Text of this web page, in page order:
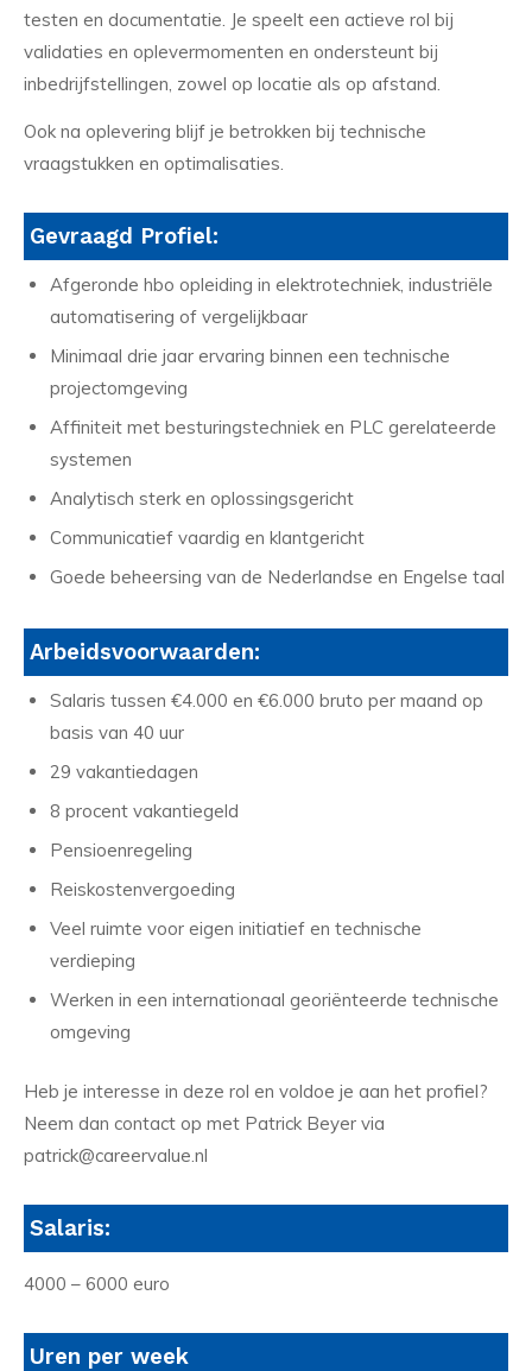
testen en documentatie. Je speelt een actieve rol bij
validaties en oplevermomenten en ondersteunt bij
inbedrijfstellingen, zowel op locatie als op afstand.
Ook na oplevering blijf je betrokken bij technische
vraagstukken en optimalisaties.
Gevraagd Profiel:
Afgeronde hbo opleiding in elektrotechniek, industriële
automatisering of vergelijkbaar
Minimaal drie jaar ervaring binnen een technische
projectomgeving
Affiniteit met besturingstechniek en PLC gerelateerde
systemen
Analytisch sterk en oplossingsgericht
Communicatief vaardig en klantgericht
Goede beheersing van de Nederlandse en Engelse taal
Arbeidsvoorwaarden:
Salaris tussen €4.000 en €6.000 bruto per maand op
basis van 40 uur
29 vakantiedagen
8 procent vakantiegeld
Pensioenregeling
Reiskostenvergoeding
Veel ruimte voor eigen initiatief en technische
verdieping
Werken in een internationaal georiënteerde technische
omgeving
Heb je interesse in deze rol en voldoe je aan het profiel?
Neem dan contact op met Patrick Beyer via
patrick@careervalue.nl
Salaris:
4000 – 6000 euro
Uren per week